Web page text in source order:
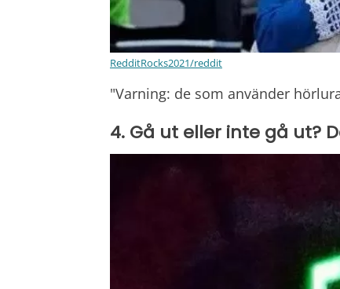
RedditRocks2021/reddit
"Varning: de som använder
4. Gå ut eller inte gå ut?